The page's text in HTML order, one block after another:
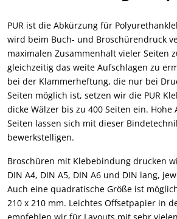
PUR ist die Abkürzung für
wird beim Buch- und Broschürendruck
maximalen Zusammenhalt vieler Seiten
gleichzeitig das weite Aufschlagen zu
bei der Klammerheftung, die nur bei
Seiten möglich ist, setzen wir die PUR
dicke Wälzer bis zu 400 Seiten ein. Hohe
Seiten lassen sich mit dieser
bewerkstelligen.
Broschüren mit Klebebindung drucken
DIN A4, DIN A5, DIN A6 und DIN lang,
Auch eine quadratische Größe ist
210 x 210 mm. Leichtes Offsetpapier in
empfehlen wir für Layouts mit sehr